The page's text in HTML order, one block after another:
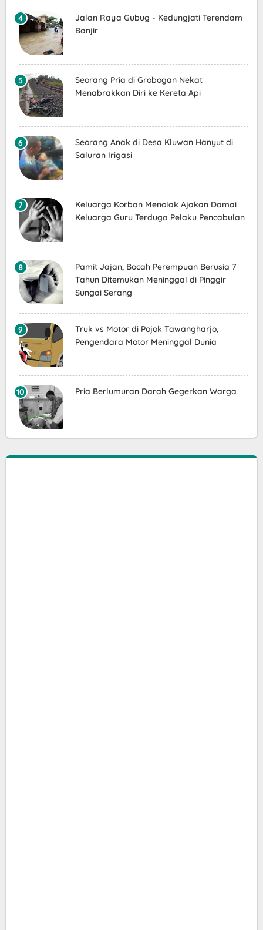
Jalan Raya Gubug - Kedungjati Terendam
Banjir
Seorang Pria di Grobogan Nekat
Menabrakkan Diri ke Kereta Api
Seorang Anak di Desa Kluwan Hanyut di
Saluran Irigasi
Keluarga Korban Menolak Ajakan Damai
Keluarga Guru Terduga Pelaku Pencabulan
Pamit Jajan, Bocah Perempuan Berusia 7
Tahun Ditemukan Meninggal di Pinggir
Sungai Serang
Truk vs Motor di Pojok Tawangharjo,
Pengendara Motor Meninggal Dunia
Pria Berlumuran Darah Gegerkan Warga